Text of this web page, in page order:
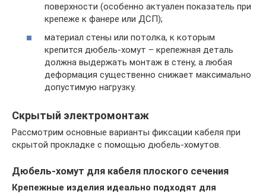
поверхности (особенно актуален показатель при
крепеже к фанере или ДСП);
материал стены или потолка, к которым
крепится дюбель-хомут – крепежная деталь
должна выдержать монтаж в стену, а любая
деформация существенно снижает максимально
допустимую нагрузку.
Скрытый электромонтаж
Рассмотрим основные варианты фиксации кабеля при
скрытой прокладке с помощью дюбель-хомутов.
Дюбель-хомут для кабеля плоского сечения
Крепежные изделия идеально подходят для